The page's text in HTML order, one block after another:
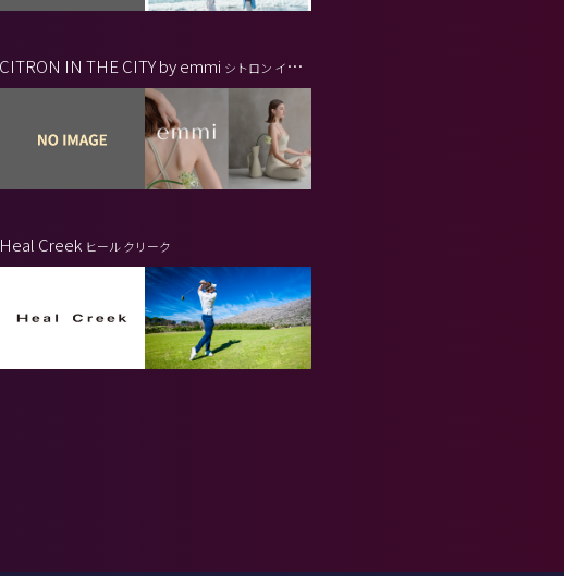
CITRON IN THE CITY by emmi シトロン イン
ザ シティ バイ エミ
Heal Creek ヒール クリーク